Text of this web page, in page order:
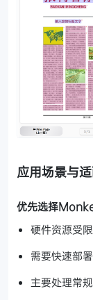
应用场景与
优先选择
硬件资源受
需要快速部
主要处理常